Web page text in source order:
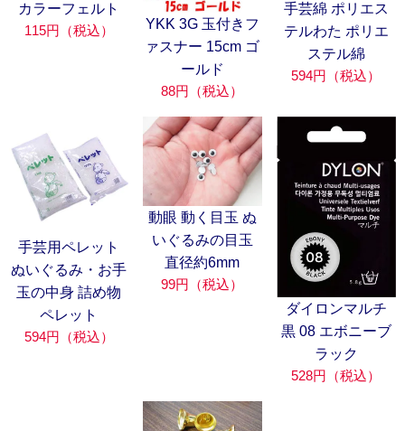
カラーフェルト
115円（税込）
YKK 3G 玉付きフ
ァスナー 15cm ゴ
ールド
88円（税込）
手芸綿 ポリエス
テルわた ポリエ
ステル綿
594円（税込）
手芸用ペレット
ぬいぐるみ・お手
玉の中身 詰め物
ペレット
594円（税込）
動眼 動く目玉 ぬ
いぐるみの目玉
直径約6mm
99円（税込）
ダイロンマルチ
黒 08 エボニーブ
ラック
528円（税込）